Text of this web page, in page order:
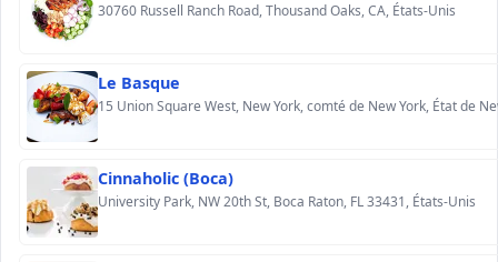
30760 Russell Ranch Road, Thousand Oaks, CA, États-Unis
Le Basque
Cinnaholic (Boca)
University Park, NW 20th St, Boca Raton, FL 33431, États-Unis